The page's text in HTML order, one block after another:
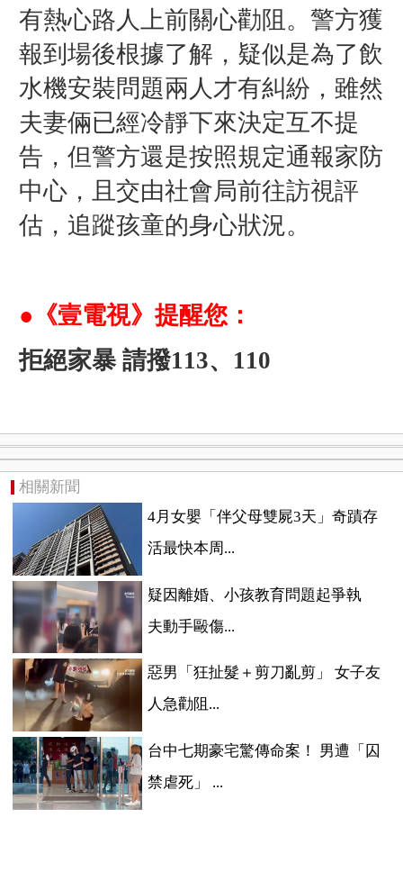
有熱心路人上前關心勸阻。警方獲
報到場後根據了解，疑似是為了飲
水機安裝問題兩人才有糾紛 ，雖然
夫妻倆已經冷靜下來決定互不提
告，但警方還是按照規定通報家防
中心，且交由社會局前往訪視評
估，追蹤孩童的身心狀況。
●《壹電視》提醒您：
拒絕家暴 請撥113、110
相關新聞
4月女嬰「伴父母雙屍3天」奇蹟存
活最快本周...
疑因離婚、小孩教育問題起爭執
夫動手毆傷...
惡男「狂扯髮＋剪刀亂剪」 女子友
人急勸阻...
台中七期豪宅驚傳命案！ 男遭「囚
禁虐死」 ...